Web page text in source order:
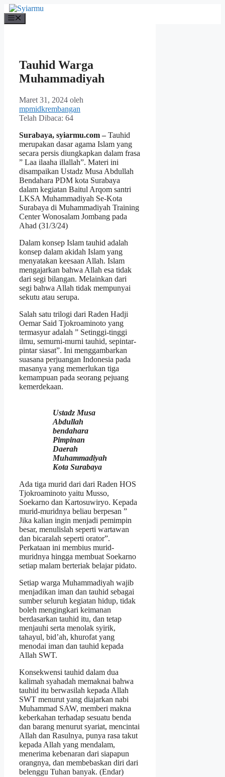
Langsung
ke
isi
Tauhid Warga
Muhammadiyah
Maret 31, 2024 oleh
mpmidkrembangan
Telah Dibaca: 64
Surabaya, syiarmu.com –Tauhid
merupakan dasar agama Islam yang
secara persis diungkapkan dalam frasa
” Laa ilaaha illallah”. Materi ini
disampaikan Ustadz Musa Abdullah
Bendahara PDM kota Surabaya
dalam kegiatan Baitul Arqom santri
LKSA Muhammadiyah Se-Kota
Surabaya di Muhammadiyah Training
Center Wonosalam Jombang pada
Ahad (31/3/24)
Dalam konsep Islam tauhid adalah
konsep dalam akidah Islam yang
menyatakan keesaan Allah. Islam
mengajarkan bahwa Allah esa tidak
dari segi bilangan. Melainkan dari
segi bahwa Allah tidak mempunyai
sekutu atau serupa.
Salah satu trilogi dari Raden Hadji
Oemar Said Tjokroaminoto yang
termasyur adalah ” Setinggi-tinggi
ilmu, semurni-murni tauhid, sepintar-
pintar siasat”. Ini menggambarkan
suasana perjuangan Indonesia pada
masanya yang memerlukan tiga
kemampuan pada seorang pejuang
kemerdekaan.
Ustadz Musa
Abdullah
bendahara
Pimpinan
Daerah
Muhammadiyah
Kota Surabaya
Ada tiga murid dari dari Raden HOS
Tjokroaminoto yaitu Musso,
Soekarno dan Kartosuwiryo. Kepada
murid-muridnya beliau berpesan ”
Jika kalian ingin menjadi pemimpin
besar, menulislah seperti wartawan
dan bicaralah seperti orator”.
Perkataan ini membius murid-
muridnya hingga membuat Soekarno
setiap malam berteriak belajar pidato.
Setiap warga Muhammadiyah wajib
menjadikan iman dan tauhid sebagai
sumber seluruh kegiatan hidup, tidak
boleh mengingkari keimanan
berdasarkan tauhid itu, dan tetap
menjauhi serta menolak syirik,
tahayul, bid’ah, khurofat yang
menodai iman dan tauhid kepada
Allah SWT.
Konsekwensi tauhid dalam dua
kalimah syahadah memaknai bahwa
tauhid itu berwasilah kepada Allah
SWT menurut yang diajarkan nabi
Muhammad SAW, memberi makna
keberkahan terhadap sesuatu benda
dan barang menurut syariat, mencintai
Allah dan Rasulnya, punya rasa takut
kepada Allah yang mendalam,
menerima kebenaran dari siapapun
orangnya, dan membebaskan diri dari
belenggu Tuhan banyak. (Endar)